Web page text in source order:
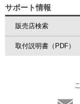
サポート情報
販売店検索
取付説明書（PDF）